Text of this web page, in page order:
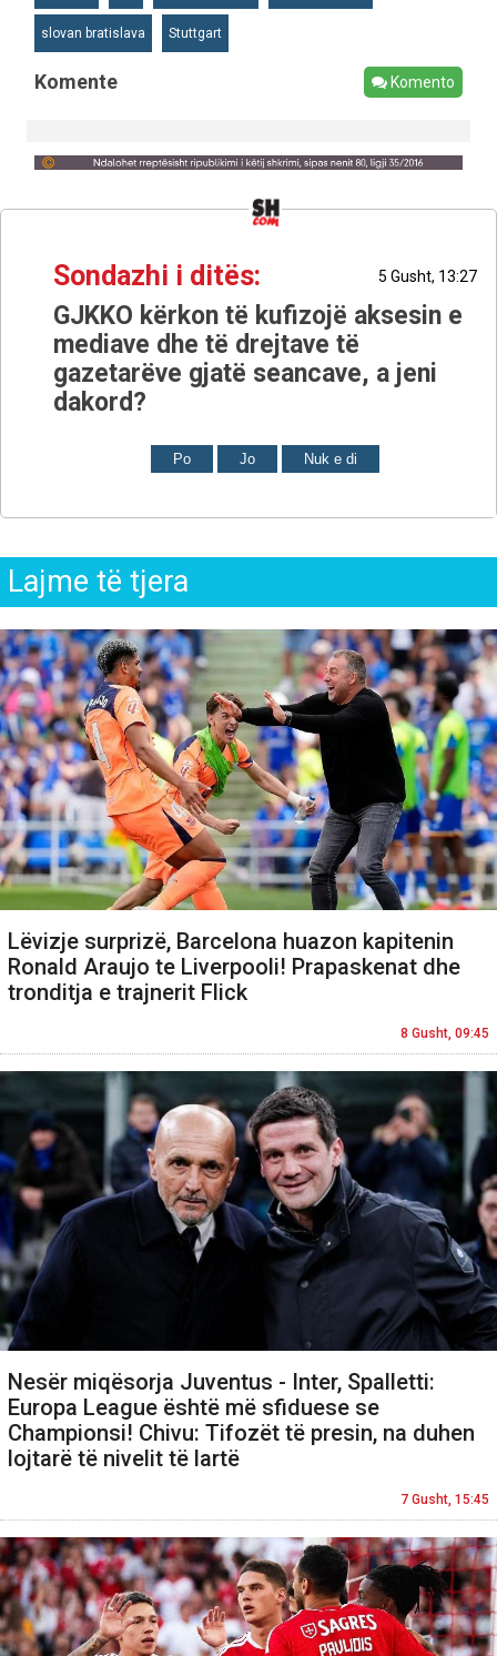
slovan bratislava Stuttgart
Komente Komento
Sondazhi i ditës: 5 Gusht, 13:27
GJKKO kërkon të kufizojë aksesin e
mediave dhe të drejtave të
gazetarëve gjatë seancave, a jeni
dakord?
Po Jo Nuk e di
Lajme të tjera
Lëvizje surprizë, Barcelona huazon kapitenin
Ronald Araujo te Liverpooli! Prapaskenat dhe
tronditja e trajnerit Flick
8 Gusht, 09:45
Nesër miqësorja Juventus - Inter, Spalletti:
Europa League është më sfiduese se
Championsi! Chivu: Tifozët të presin, na duhen
lojtarë të nivelit të lartë
7 Gusht, 15:45